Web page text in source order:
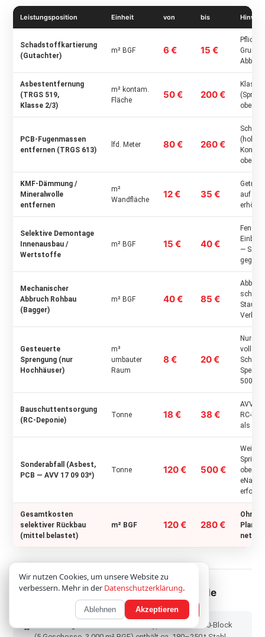
Leistungsposition Einheit von bis Hinweis
Schadstoffkartierung
(Gutachter)
m² BGF 6 € 15 €
Asbestentfernung
(TRGS 519,
Klasse 2/3)
m² kontam.
Fläche
50 € 200 €
Klasse
PCB-Fugenmassen
entfernen (TRGS 613)
lfd. Meter 80 € 260 €
(hohe
oberen
KMF-Dämmung /
Mineralwolle
entfernen
m²
Wandfläche
12 € 35 €
auf
erhöht
Selektive Demontage
Innenausbau /
Wertstoffe
m² BGF 15 € 40 €
—
Mechanischer
Abbruch Rohbau
(Bagger)
m² BGF 40 € 85 €
Gesteuerte
Sprengung (nur
Hochhäuser)
m³
umbauter
Raum
8 € 20 €
Nur
500 m
Bauschuttentsorgung
(RC-Deponie)
Tonne 18 € 38 €
AVV
RC-
als
Sonderabfall (Asbest,
PCB — AVV 17 09 03*)
Tonne 120 € 500 €
oberen
Gesamtkosten
selektiver Rückbau
(mittel belastet)
m² BGF 120 € 280 €
Ohne
netto;
Kostenstruktur & Einsparungspotenziale
♻
Ein typischer WBS-70-Block
Wir nutzen Cookies, um unsere Website zu
verbessern. Mehr in der Datenschutzerklärung.
Ablehnen Akzeptieren
Wir verwenden Cookies; optionale Inhalte laden
erst nach Zustimmung.Datenschutz
Nur notwendige Akzeptieren